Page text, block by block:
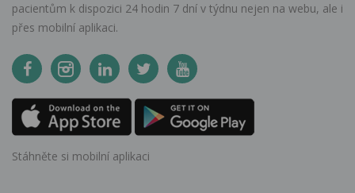
pacientům k dispozici 24 hodin 7 dní v týdnu nejen na webu, ale i
přes mobilní aplikaci.
Stáhněte si mobilní aplikaci